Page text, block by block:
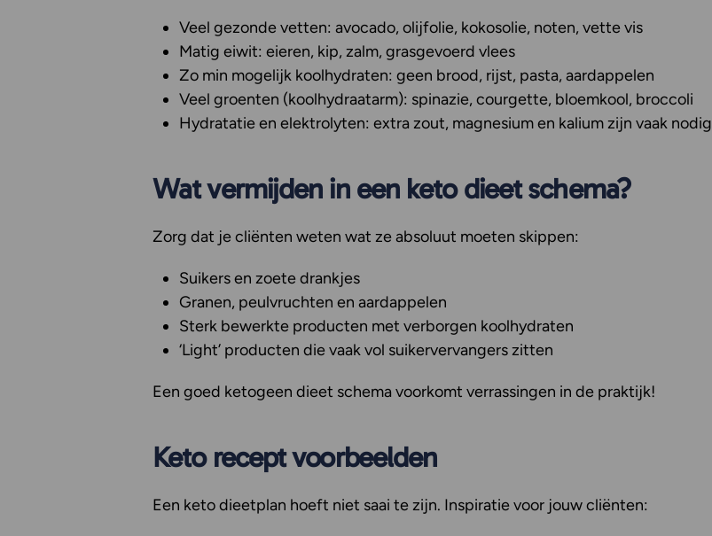
Veel gezonde vetten: avocado, olijfolie, kokosolie, noten, vette vis
Matig eiwit: eieren, kip, zalm, grasgevoerd vlees
Zo min mogelijk koolhydraten: geen brood, rijst, pasta, aardappelen
Veel groenten (koolhydraatarm): spinazie, courgette, bloemkool, broccoli
Hydratatie en elektrolyten: extra zout, magnesium en kalium zijn vaak nodig
Wat vermijden in een keto dieet schema?
Zorg dat je cliënten weten wat ze absoluut moeten skippen:
Suikers en zoete drankjes
Granen, peulvruchten en aardappelen
Sterk bewerkte producten met verborgen koolhydraten
‘Light’ producten die vaak vol suikervervangers zitten
Een goed ketogeen dieet schema voorkomt verrassingen in de praktijk!
Keto recept voorbeelden
Een keto dieetplan hoeft niet saai te zijn. Inspiratie voor jouw cliënten: